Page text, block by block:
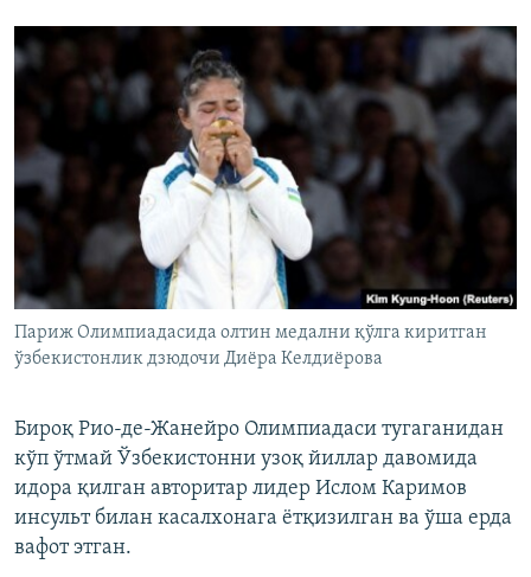
Париж Олимпиадасида олтин медални қўлга киритган
ўзбекистонлик дзюдочи Диёра Келдиёрова
Бироқ Рио-де-Жанейро Олимпиадаси тугаганидан
кўп ўтмай Ўзбекистонни узоқ йиллар давомида
идора қилган авторитар лидер Ислом Каримов
инсульт билан касалхонага ётқизилган ва ўша ерда
вафот этган.